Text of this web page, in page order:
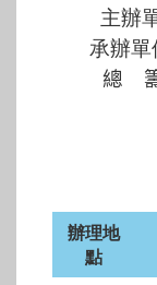
主辦
承辦單
總
辦理地
點